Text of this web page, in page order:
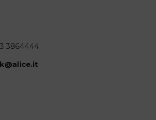
3864444